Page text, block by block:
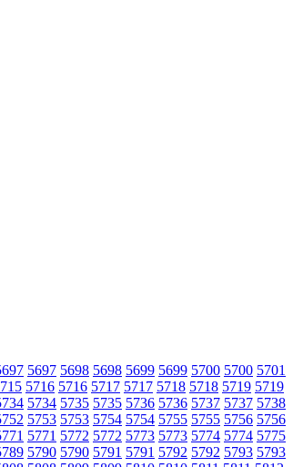
5697 5698 5698 5699 5699 5700 5700 5701
5716 5716 5717 5717 5718 5718 5719 5719
5734 5735 5735 5736 5736 5737 5737 5738
5753 5753 5754 5754 5755 5755 5756 5756
5771 5772 5772 5773 5773 5774 5774 5775
5790 5790 5791 5791 5792 5792 5793 5793